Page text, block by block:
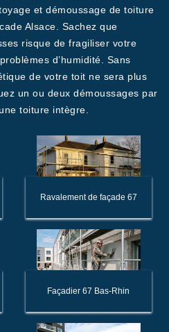
et démoussage de toiture
Alsace. Sachez que
risque de fragiliser votre
d’humidité. Sans
de votre toit ne sera plus
un ou deux démoussages par
toiture intègre.
Ravalement de façade 67
Façadier 67 Bas-Rhin